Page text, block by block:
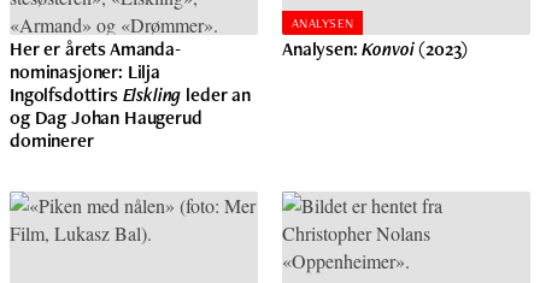
Her er årets Amanda-
nominasjoner: Lilja
IngolfsdottirsElskling leder an
og Dag Johan Haugerud
dominerer
ANALYSEN
Analysen: Konvoi(2023)